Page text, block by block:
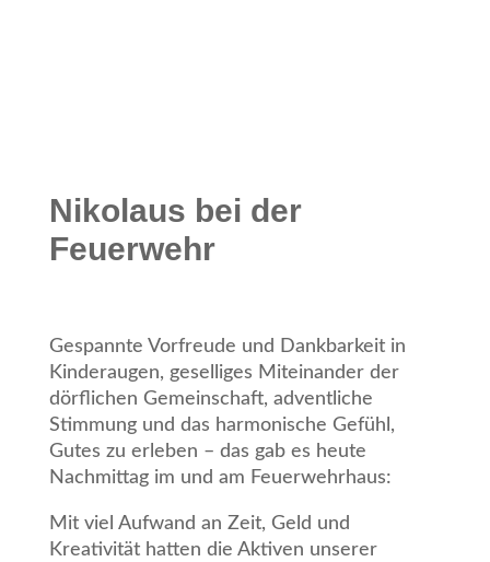
Nikolaus bei der
Feuerwehr
Gespannte Vorfreude und Dankbarkeit in
Kinderaugen, geselliges Miteinander der
dörflichen Gemeinschaft, adventliche
Stimmung und das harmonische Gefühl,
Gutes zu erleben – das gab es heute
Nachmittag im und am Feuerwehrhaus:
Mit viel Aufwand an Zeit, Geld und
Kreativität hatten die Aktiven unserer